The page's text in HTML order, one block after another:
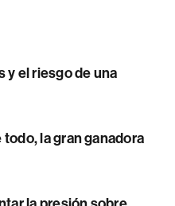
y el riesgo de una
la gran ganadora